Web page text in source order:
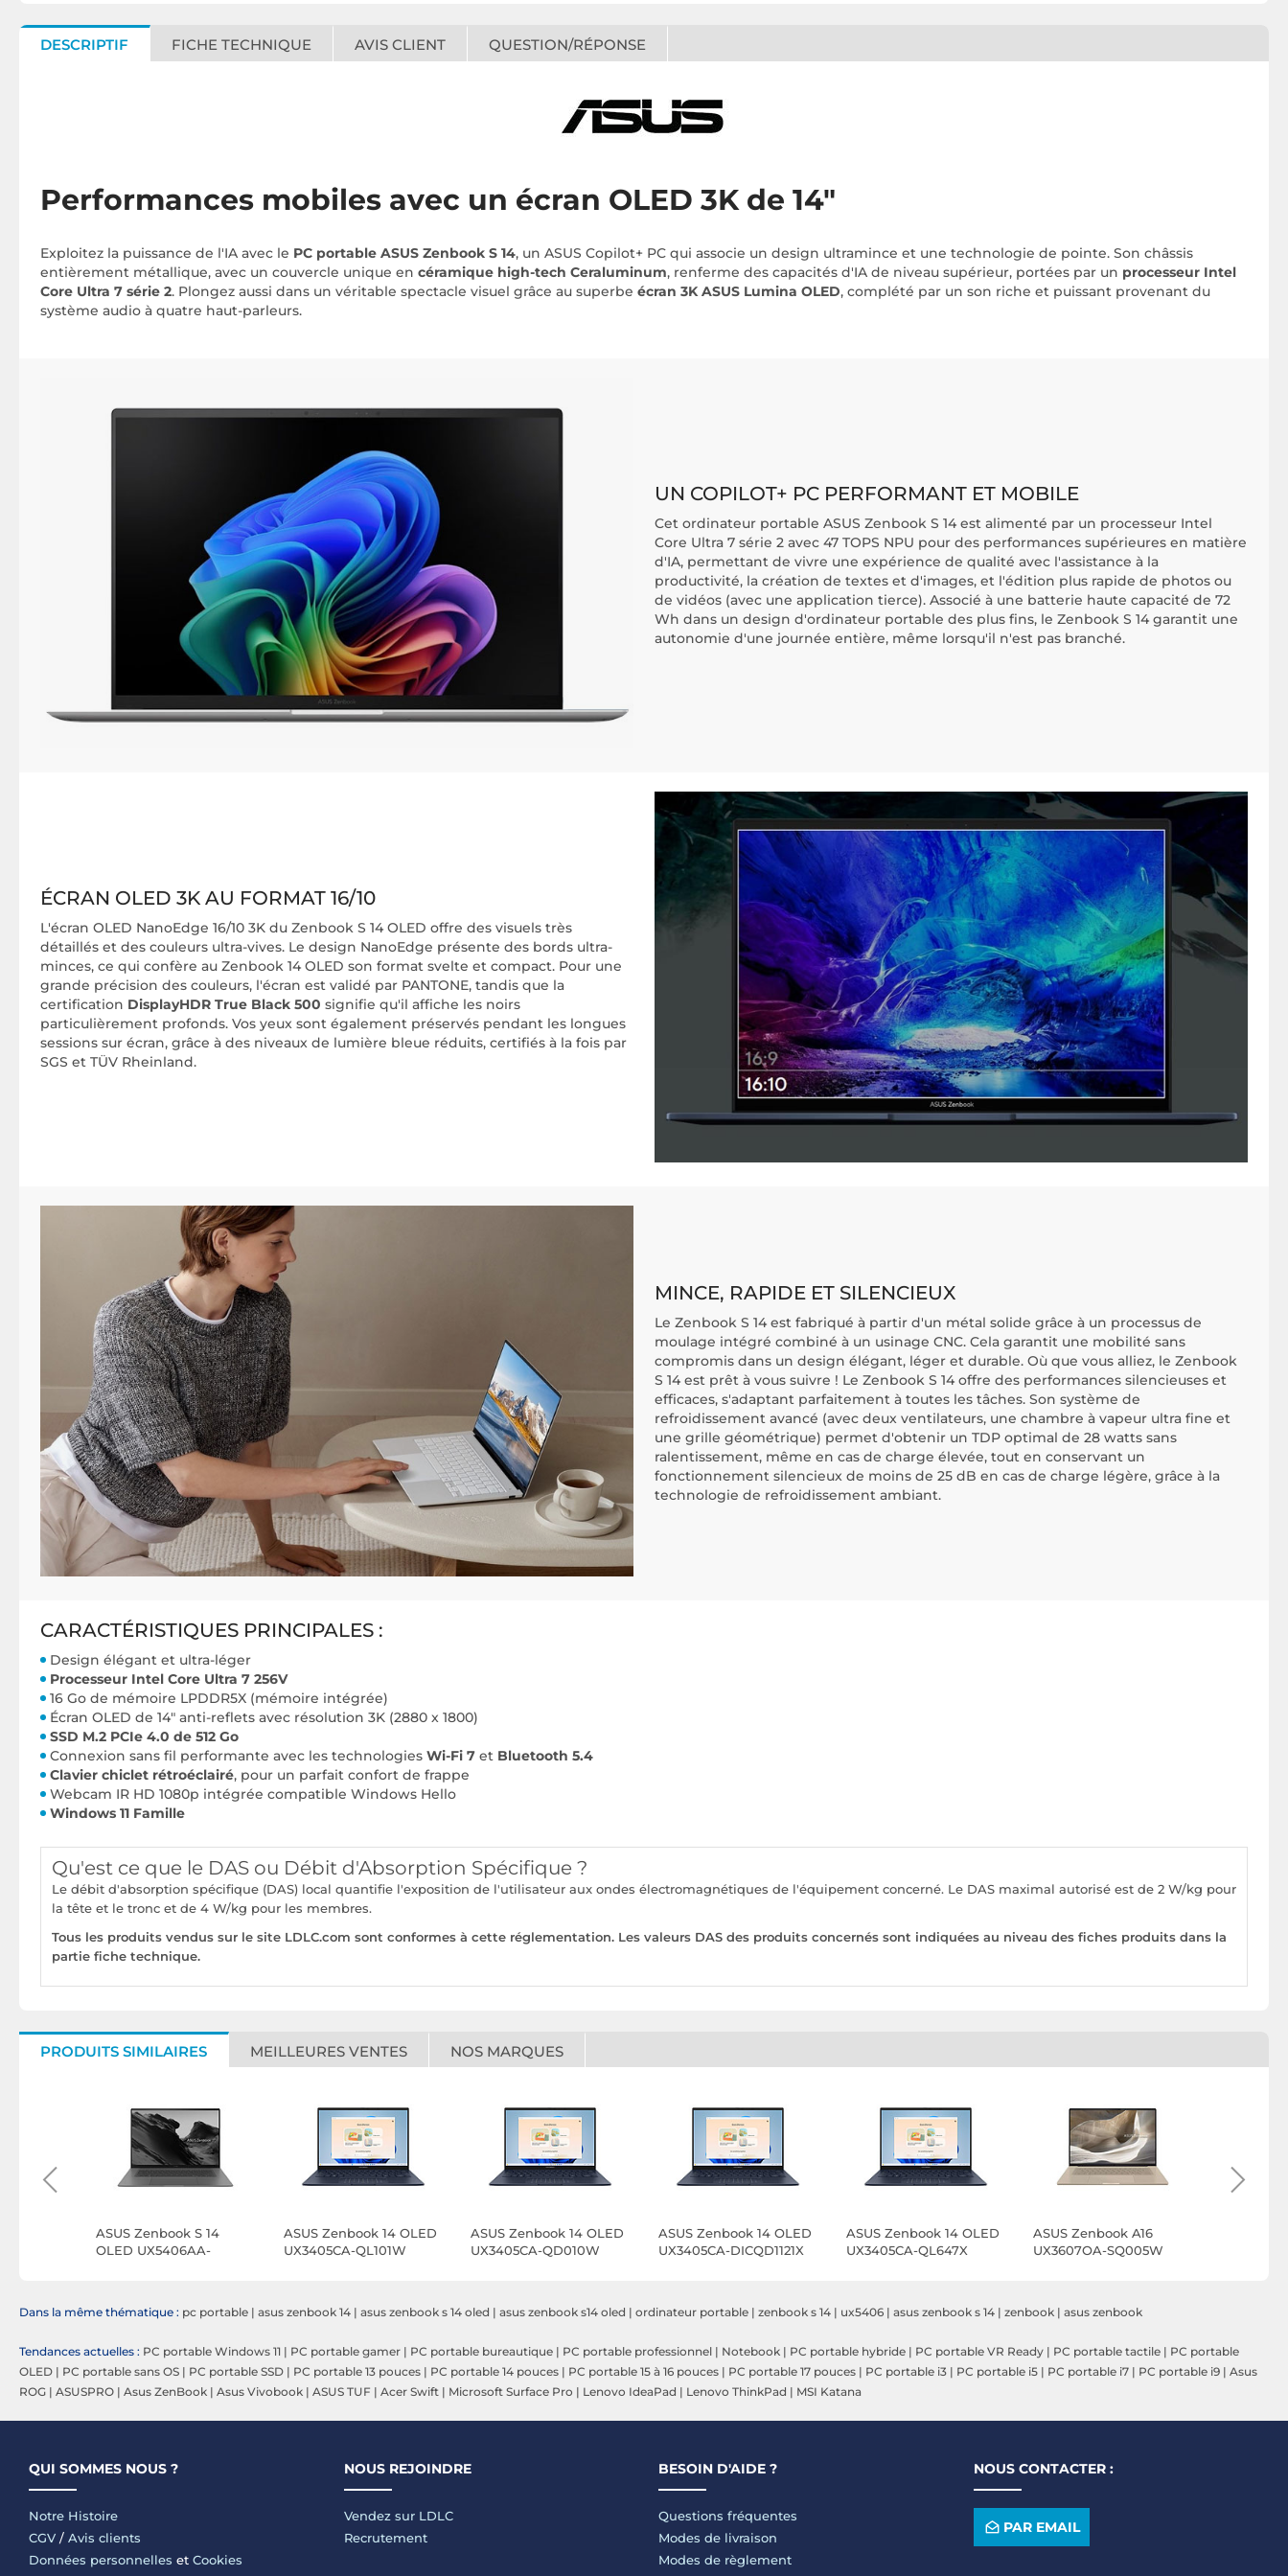
DESCRIPTIF FICHE TECHNIQUE AVIS CLIENT QUESTION/RÉPONSE
Performances mobiles avec un écran OLED 3K de 14"
Exploitez la puissance de l'IA avec le PC portable ASUS Zenbook S 14, un ASUS Copilot+ PC qui associe un design ultramince et une technologie de pointe. Son châssis
entièrement métallique, avec un couvercle unique en céramique high-tech Ceraluminum, renferme des capacités d'IA de niveau supérieur, portées par un processeur Intel
Core Ultra 7 série 2. Plongez aussi dans un véritable spectacle visuel grâce au superbe écran 3K ASUS Lumina OLED, complété par un son riche et puissant provenant du
système audio à quatre haut-parleurs.
UN COPILOT+ PC PERFORMANT ET MOBILE
Cet ordinateur portable ASUS Zenbook S 14 est alimenté par un processeur Intel
Core Ultra 7 série 2 avec 47 TOPS NPU pour des performances supérieures en matière
d'IA, permettant de vivre une expérience de qualité avec l'assistance à la
productivité, la création de textes et d'images, et l'édition plus rapide de photos ou
de vidéos (avec une application tierce). Associé à une batterie haute capacité de 72
Wh dans un design d'ordinateur portable des plus fins, le Zenbook S 14 garantit une
autonomie d'une journée entière, même lorsqu'il n'est pas branché.
ÉCRAN OLED 3K AU FORMAT 16/10
L'écran OLED NanoEdge 16/10 3K du Zenbook S 14 OLED offre des visuels très
détaillés et des couleurs ultra-vives. Le design NanoEdge présente des bords ultra-
minces, ce qui confère au Zenbook 14 OLED son format svelte et compact. Pour une
grande précision des couleurs, l'écran est validé par PANTONE, tandis que la
certification DisplayHDR True Black 500 signifie qu'il affiche les noirs
particulièrement profonds. Vos yeux sont également préservés pendant les longues
sessions sur écran, grâce à des niveaux de lumière bleue réduits, certifiés à la fois par
SGS et TÜV Rheinland.
MINCE, RAPIDE ET SILENCIEUX
Le Zenbook S 14 est fabriqué à partir d'un métal solide grâce à un processus de
moulage intégré combiné à un usinage CNC. Cela garantit une mobilité sans
compromis dans un design élégant, léger et durable. Où que vous alliez, le Zenbook
S 14 est prêt à vous suivre ! Le Zenbook S 14 offre des performances silencieuses et
efficaces, s'adaptant parfaitement à toutes les tâches. Son système de
refroidissement avancé (avec deux ventilateurs, une chambre à vapeur ultra fine et
une grille géométrique) permet d'obtenir un TDP optimal de 28 watts sans
ralentissement, même en cas de charge élevée, tout en conservant un
fonctionnement silencieux de moins de 25 dB en cas de charge légère, grâce à la
technologie de refroidissement ambiant.
CARACTÉRISTIQUES PRINCIPALES :
Design élégant et ultra-léger
Processeur Intel Core Ultra 7 256V
16 Go de mémoire LPDDR5X (mémoire intégrée)
Écran OLED de 14" anti-reflets avec résolution 3K (2880 x 1800)
SSD M.2 PCIe 4.0 de 512 Go
Connexion sans fil performante avec les technologies Wi-Fi 7 et Bluetooth 5.4
Clavier chiclet rétroéclairé, pour un parfait confort de frappe
Webcam IR HD 1080p intégrée compatible Windows Hello
Windows 11 Famille
Qu'est ce que le DAS ou Débit d'Absorption Spécifique ?
Le débit d'absorption spécifique (DAS) local quantifie l'exposition de l'utilisateur aux ondes électromagnétiques de l'équipement concerné. Le DAS maximal autorisé est de 2 W/kg pour
la tête et le tronc et de 4 W/kg pour les membres.
Tous les produits vendus sur le site LDLC.com sont conformes à cette réglementation. Les valeurs DAS des produits concernés sont indiquées au niveau des fiches produits dans la
partie fiche technique.
PRODUITS SIMILAIRES MEILLEURES VENTES NOS MARQUES
ASUS Zenbook S 14
OLED UX5406AA-
ASUS Zenbook 14 OLED
UX3405CA-QL101W
ASUS Zenbook 14 OLED
UX3405CA-QD010W
ASUS Zenbook 14 OLED
UX3405CA-DICQD1121X
ASUS Zenbook 14 OLED
UX3405CA-QL647X
ASUS Zenbook A16
UX3607OA-SQ005W
Dans la même thématique : pc portable | asus zenbook 14 | asus zenbook s 14 oled | asus zenbook s14 oled | ordinateur portable | zenbook s 14 | ux5406 | asus zenbook s 14 | zenbook | asus zenbook
Tendances actuelles : PC portable Windows 11 | PC portable gamer | PC portable bureautique | PC portable professionnel | Notebook | PC portable hybride | PC portable VR Ready | PC portable tactile | PC portable
OLED | PC portable sans OS | PC portable SSD | PC portable 13 pouces | PC portable 14 pouces | PC portable 15 à 16 pouces | PC portable 17 pouces | PC portable i3 | PC portable i5 | PC portable i7 | PC portable i9 | Asus
ROG | ASUSPRO | Asus ZenBook | Asus Vivobook | ASUS TUF | Acer Swift | Microsoft Surface Pro | Lenovo IdeaPad | Lenovo ThinkPad | MSI Katana
QUI SOMMES NOUS ?
Notre Histoire
CGV / Avis clients
Données personnelles et Cookies
NOUS REJOINDRE
Vendez sur LDLC
Recrutement
BESOIN D'AIDE ?
Questions fréquentes
Modes de livraison
Modes de règlement
NOUS CONTACTER :
PAR EMAIL